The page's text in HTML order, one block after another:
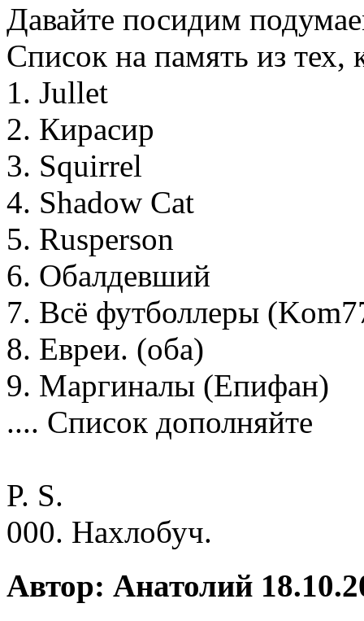
Давайте посидим
Список на память из тех,
1. Jullet
2. Кирасир
3. Squirrel
4. Shadow Cat
5. Rusperson
6. Обалдевший
7. Всё футболлеры
8. Евреи. (оба)
9. Маргиналы (Епифан)
.... Список дополняйте
P. S.
000. Нахлобуч.
Автор: Анатолий